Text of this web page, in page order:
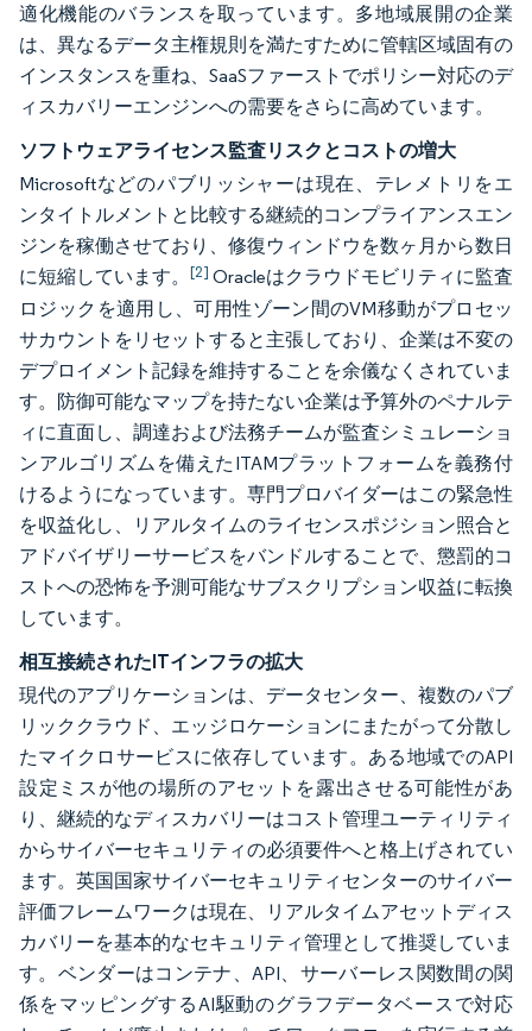
適化機能のバランスを取っています。多地域展開の企業
は、異なるデータ主権規則を満たすために管轄区域固有の
インスタンスを重ね、SaaSファーストでポリシー対応のデ
ィスカバリーエンジンへの需要をさらに高めています。
ソフトウェアライセンス監査リスクとコストの増大
Microsoftなどのパブリッシャーは現在、テレメトリをエ
ンタイトルメントと比較する継続的コンプライアンスエン
ジンを稼働させており、修復ウィンドウを数ヶ月から数日
に短縮しています。 [2] Oracleはクラウドモビリティに監査
ロジックを適用し、可用性ゾーン間のVM移動がプロセッ
サカウントをリセットすると主張しており、企業は不変の
デプロイメント記録を維持することを余儀なくされていま
す。防御可能なマップを持たない企業は予算外のペナルテ
ィに直面し、調達および法務チームが監査シミュレーショ
ンアルゴリズムを備えたITAMプラットフォームを義務付
けるようになっています。専門プロバイダーはこの緊急性
を収益化し、リアルタイムのライセンスポジション照合と
アドバイザリーサービスをバンドルすることで、懲罰的コ
ストへの恐怖を予測可能なサブスクリプション収益に転換
しています。
相互接続されたITインフラの拡大
現代のアプリケーションは、データセンター、複数のパブ
リッククラウド、エッジロケーションにまたがって分散し
たマイクロサービスに依存しています。ある地域でのAPI
設定ミスが他の場所のアセットを露出させる可能性があ
り、継続的なディスカバリーはコスト管理ユーティリティ
からサイバーセキュリティの必須要件へと格上げされてい
ます。英国国家サイバーセキュリティセンターのサイバー
評価フレームワークは現在、リアルタイムアセットディス
カバリーを基本的なセキュリティ管理として推奨していま
す。ベンダーはコンテナ、API、サーバーレス関数間の関
係をマッピングするAI駆動のグラフデータベースで対応